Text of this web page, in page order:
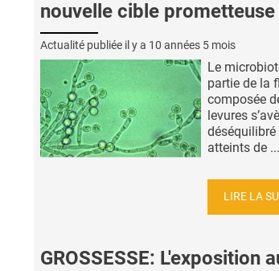
nouvelle cible prometteuse
Actualité publiée il y a 10 années 5 mois
Le
partie de la
composée
levures
atteints de ...
LIRE LA
GROSSESSE: L'exposition